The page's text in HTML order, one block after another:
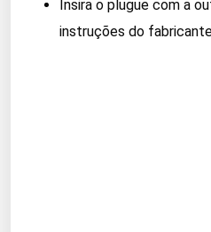
Insira o plugue com a
instruções do